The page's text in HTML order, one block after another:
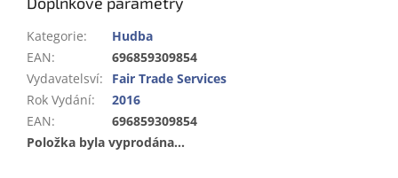
Kategorie:
Hudba
EAN:
696859309854
Vydavatelsví:
Fair Trade Services
Rok Vydání:
2016
EAN:
696859309854
Položka byla vyprodána…